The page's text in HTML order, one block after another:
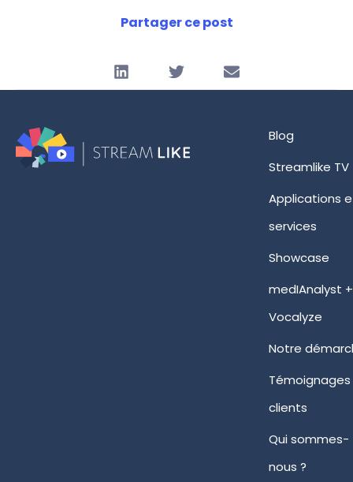
Partager ce post
Blog
Streamlike TV
Applications
services
Showcase
medIAnalyst +
Vocalyze
Notre
clients
Qui sommes-
nous ?